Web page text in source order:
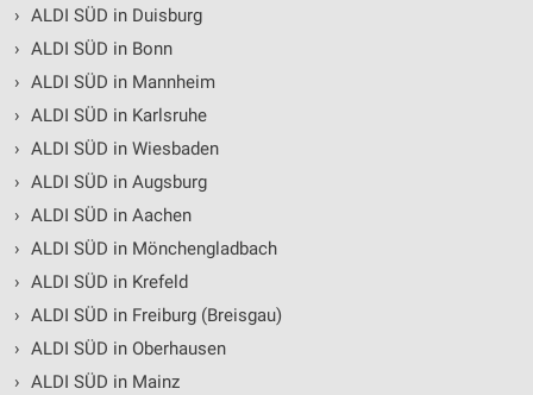
› ALDI SÜD in Duisburg
› ALDI SÜD in Bonn
› ALDI SÜD in Mannheim
› ALDI SÜD in Karlsruhe
› ALDI SÜD in Wiesbaden
› ALDI SÜD in Augsburg
› ALDI SÜD in Aachen
› ALDI SÜD in Mönchengladbach
› ALDI SÜD in Krefeld
› ALDI SÜD in Freiburg (Breisgau)
› ALDI SÜD in Oberhausen
› ALDI SÜD in Mainz